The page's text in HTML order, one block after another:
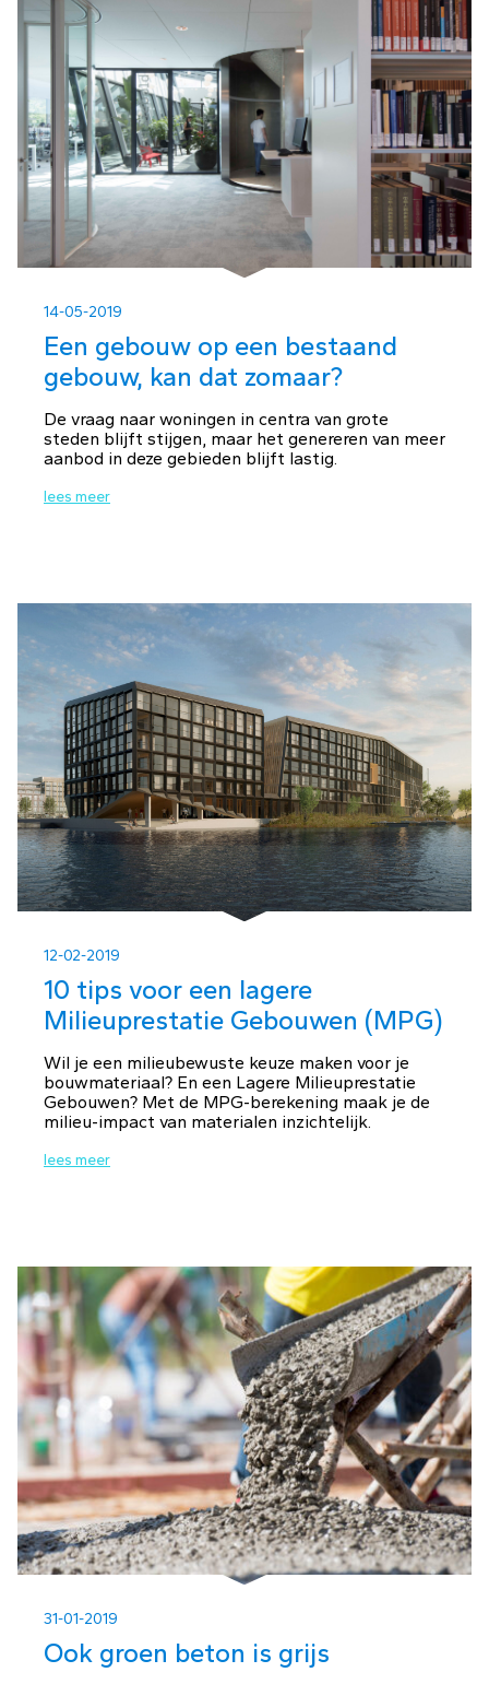
14-05-2019
Een gebouw op een bestaand
gebouw, kan dat zomaar?
De vraag naar woningen in centra van grote
steden blijft stijgen, maar het genereren van meer
aanbod in deze gebieden blijft lastig.
lees meer
12-02-2019
10 tips voor een lagere
Milieuprestatie Gebouwen (MPG)
Wil je een milieubewuste keuze maken voor je
bouwmateriaal? En een Lagere Milieuprestatie
Gebouwen? Met de MPG-berekening maak je de
milieu-impact van materialen inzichtelijk.
lees meer
31-01-2019
Ook groen beton is grijs